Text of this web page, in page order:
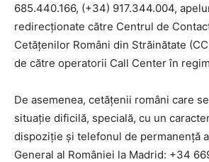
685.440.166, (+34) 917.344.004,
redirecționate către Centrul de
Cetățenilor Români din Străinătate
de către operatorii Call Center în
De asemenea, cetățenii români care
situație dificilă, specială, cu un
dispoziție și telefonul de permanență
General al României la Madrid: +34